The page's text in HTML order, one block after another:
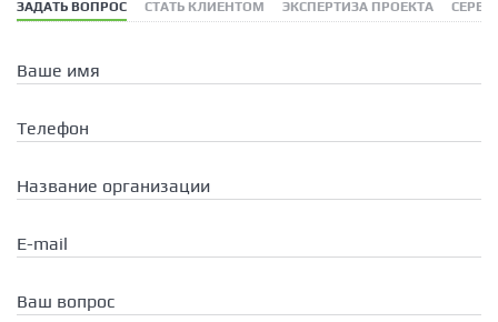
ЗАДАТЬ ВОПРОС СТАТЬ КЛИЕНТОМ ЭКСПЕРТИЗА ПРОЕКТА
Ваше имя
Телефон
Название организации
E-mail
Ваш вопрос